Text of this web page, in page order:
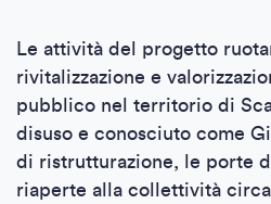
Le attività del progetto
rivitalizzazione e
pubblico nel territorio di
disuso e conosciuto come
di ristrutturazione, le porte
riaperte alla collettività